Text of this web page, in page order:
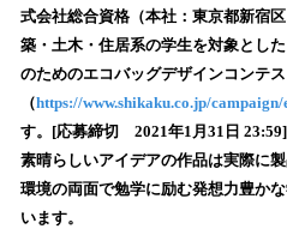
数
を
読
込
み
中
で
す
式会社総合資格（本社：東京都新宿
築・土木・住居系の学生を対象とし
のためのエコバッグデザインコンテス
（https://www.shikaku.co.jp/campaign/
す。[応募締切 2021年1月31日 23:59]
素晴らしいアイデアの作品は実際に
環境の両面で勉学に励む発想力豊か
います。